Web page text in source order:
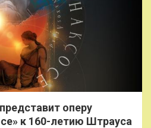
оперу
к 160-летию Штрауса